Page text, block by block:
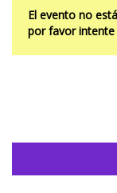
El evento no
por favor